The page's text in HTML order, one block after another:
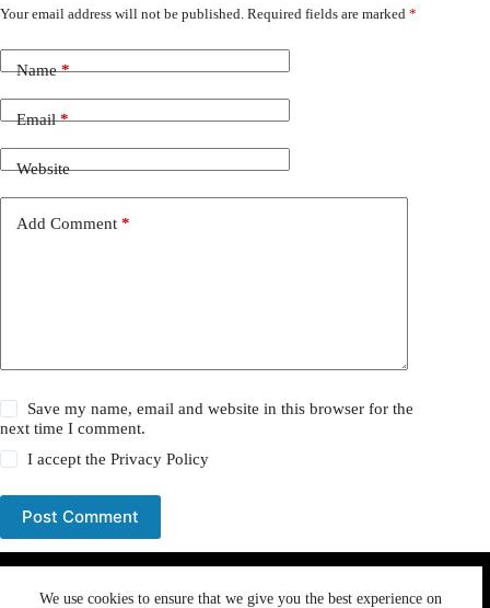
We use cookies to ensure that we give you the best experience on
Your email address will not be published. Required fields are marked *
Name*
Email*
Website
Add Comment *
Save my name, email and website in this browser for the
next time I comment.
I accept thePrivacy Policy
Post Comment
experience on our website. If you continue to use this site we